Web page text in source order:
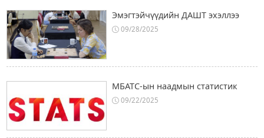
Эмэгтэйчүүдийн ДАШТ эхэллээ
09/28/2025
МБАТС-ын наадмын статистик
09/22/2025